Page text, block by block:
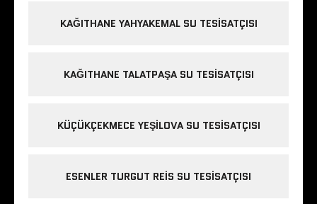
KAĞITHANE YAHYAKEMAL SU TESISATÇISI
KAĞITHANE TALATPAŞA SU TESISATÇISI
KÜÇÜKÇEKMECE YEŞILOVA SU TESISATÇISI
ESENLER TURGUT REIS SU TESISATÇISI